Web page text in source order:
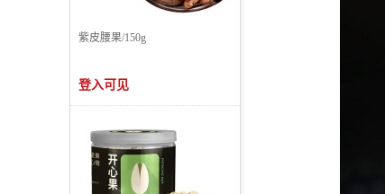
紫皮腰果/150g
登入可见